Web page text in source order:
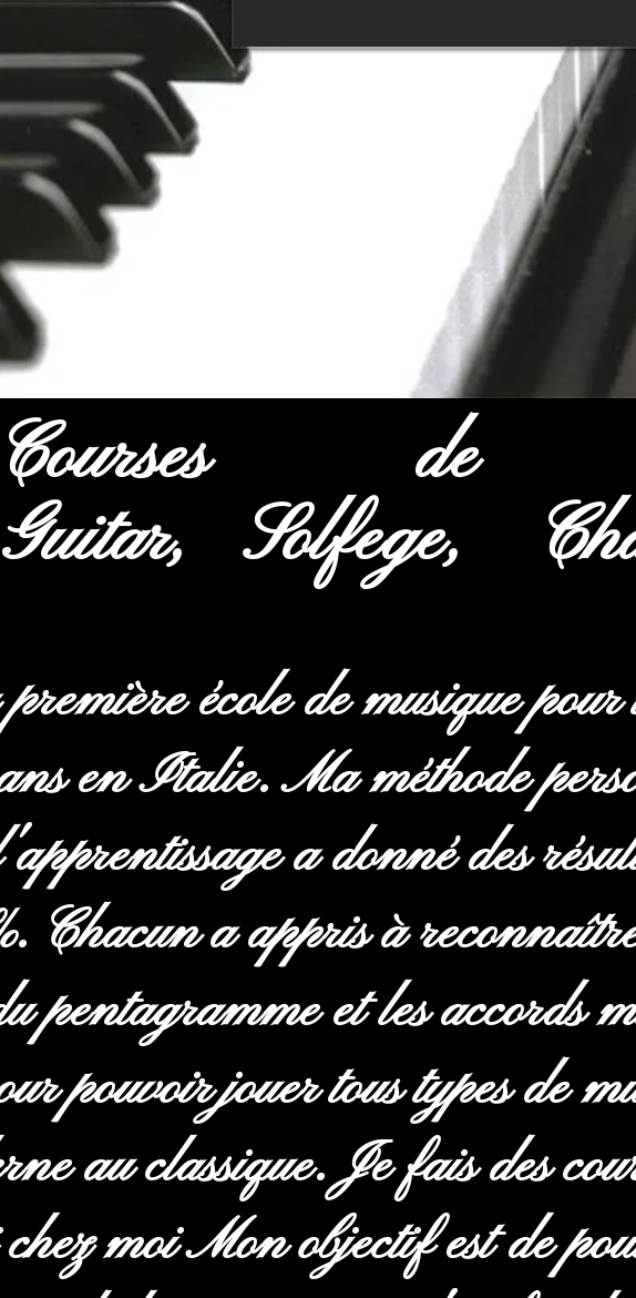
de
Solfege,
école de musique pour
en Italie. Ma méthode
a donné des
Chacun a appris à
pentagramme et les accords
pouvoir jouer tous types de
au classique. Je fais des
moi Mon objectif est de